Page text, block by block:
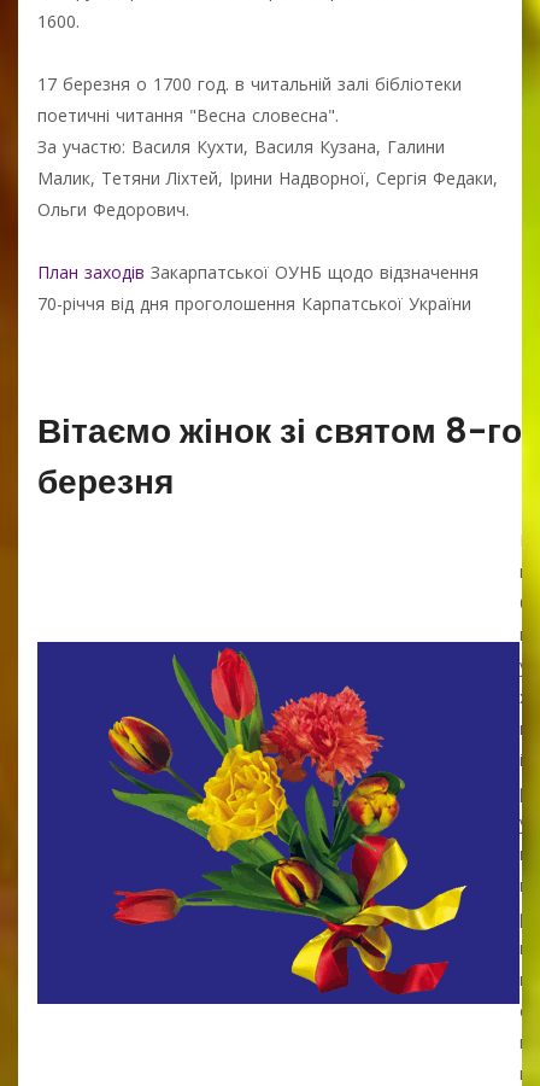
1600.
17 березня о 1700 год. в читальній залі бібліотеки
поетичні читання "Весна словесна".
За участю: Василя Кухти, Василя Кузана, Галини
Малик, Тетяни Ліхтей, Ірини Надворної, Сергія Федаки,
Ольги Федорович.
План заходів Закарпатської ОУНБ щодо відзначення
70-річчя від дня проголошення Карпатської України
Вітаємо жінок зі святом 8-го
березня
у